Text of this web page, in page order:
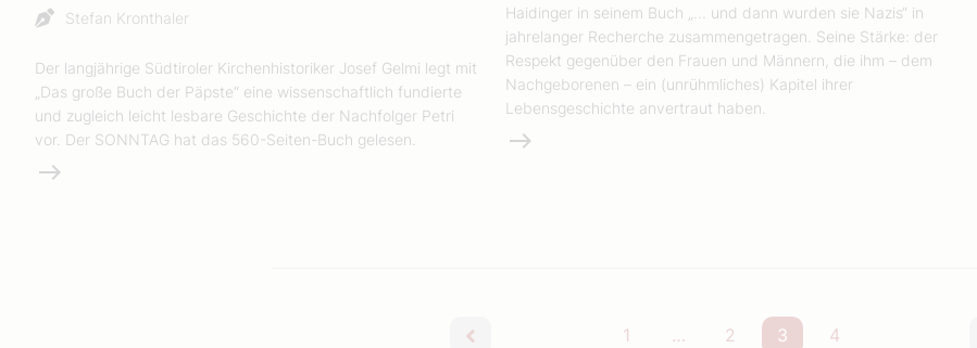
Stefan Kronthaler
Der langjährige Südtiroler Kirchenhistoriker Josef Gelmi legt mit
„Das große Buch der Päpste“ eine wissenschaftlich fundierte
und zugleich leicht lesbare Geschichte der Nachfolger Petri
vor. Der SONNTAG hat das 560-Seiten-Buch gelesen.
Weiterlesen
Haidinger in seinem Buch „... und dann wurden sie Nazis“ in
jahrelanger Recherche zusammengetragen. Seine Stärke: der
Respekt gegenüber den Frauen und Männern, die ihm – dem
Nachgeborenen – ein (unrühmliches) Kapitel ihrer
Lebensgeschichte anvertraut haben.
Weiterlesen
1 … 2 3 4